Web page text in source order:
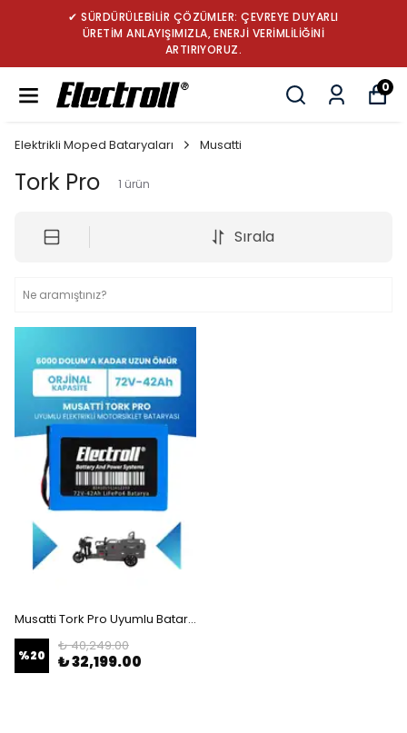
✔ SÜRDÜRÜLEBİLİR ÇÖZÜMLER: ÇEVREYE DUYARLI
ÜRETİM ANLAYIŞIMIZLA, ENERJİ VERİMLİLİĞİNİ
ARTIRIYORUZ.
0
Elektrikli Moped Bataryaları Musatti
Tork Pro 1 ürün
Sırala
Musatti Tork Pro Uyumlu Batarya (Standart Kapasite) LiFePO4 72V 42Ah Elektrikli Motorsiklet Bataryası
%20
₺ 40,249.00
₺ 32,199.00